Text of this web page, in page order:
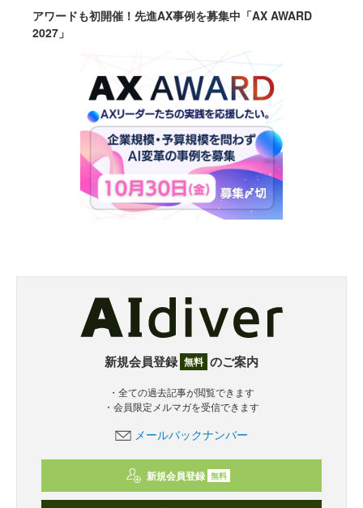
アワードも初開催！先進AX事例を募集中「AX AWARD
2027」
新規会員登録 無料 のご案内
・全ての過去記事が閲覧できます
・会員限定メルマガを受信できます
メールバックナンバー
新規会員登録 無料